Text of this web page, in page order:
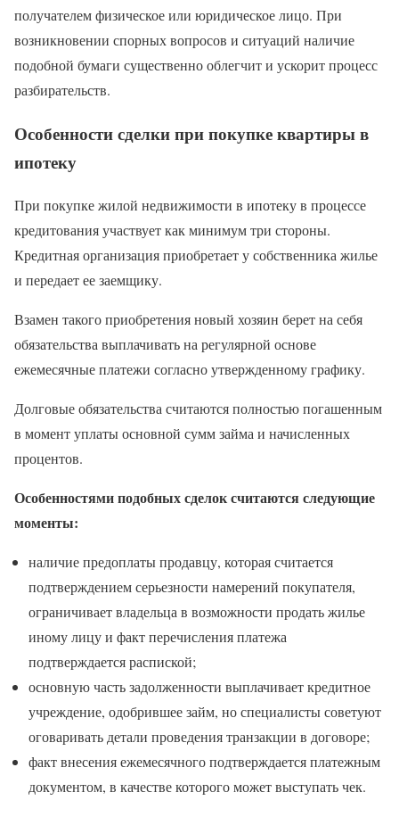
получателем физическое или юридическое лицо. При
возникновении спорных вопросов и ситуаций наличие
подобной бумаги существенно облегчит и ускорит процесс
разбирательств.
Особенности сделки при покупке квартиры в
ипотеку
При покупке жилой недвижимости в ипотеку в процессе
кредитования участвует как минимум три стороны.
Кредитная организация приобретает у собственника жилье
и передает ее заемщику.
Взамен такого приобретения новый хозяин берет на себя
обязательства выплачивать на регулярной основе
ежемесячные платежи согласно утвержденному графику.
Долговые обязательства считаются полностью погашенным
в момент уплаты основной сумм займа и начисленных
процентов.
Особенностями подобных сделок считаются следующие
моменты:
наличие предоплаты продавцу, которая считается
подтверждением серьезности намерений покупателя,
ограничивает владельца в возможности продать жилье
иному лицу и факт перечисления платежа
подтверждается распиской;
основную часть задолженности выплачивает кредитное
учреждение, одобрившее займ, но специалисты советуют
оговаривать детали проведения транзакции в договоре;
факт внесения ежемесячного подтверждается платежным
документом, в качестве которого может выступать чек.